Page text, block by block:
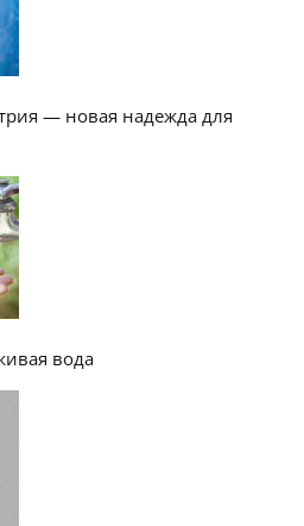
— новая надежда для
вода